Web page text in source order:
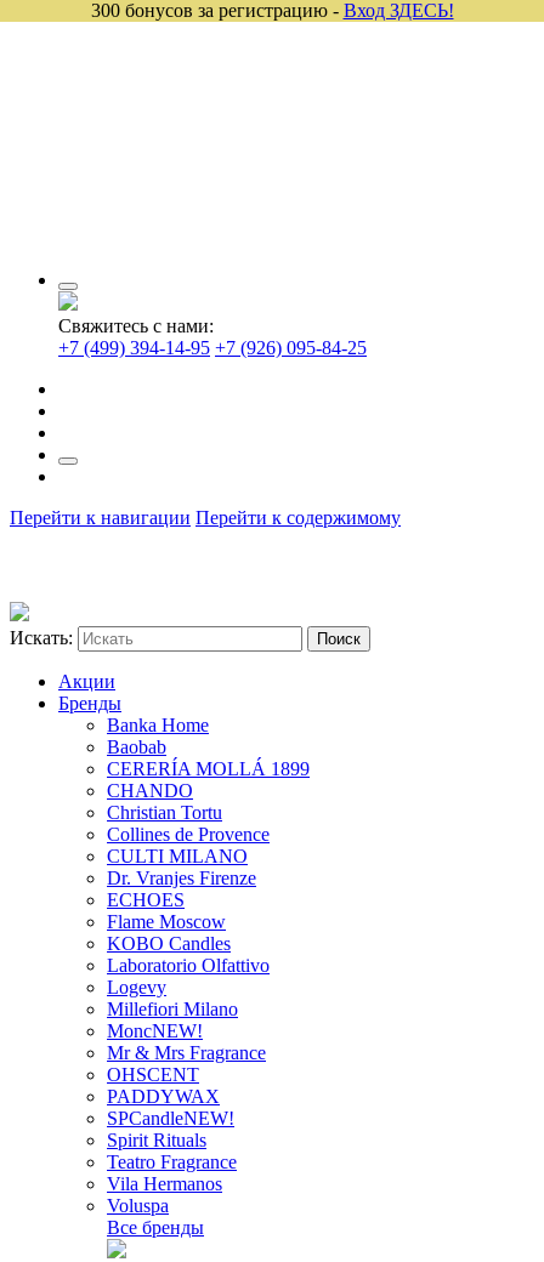
Свяжитесь с нами:
+7 (499) 394-14-95 +7 (926) 095-84-25
Перейти к навигации Перейти к содержимому
Искать:
Акции
Бренды
Banka Home
Baobab
CERERÍA MOLLÁ 1899
CHANDO
Christian Tortu
Collines de Provence
CULTI MILANO
Dr. Vranjes Firenze
ECHOES
Flame Moscow
KOBO Candles
Laboratorio Olfattivo
Logevy
Millefiori Milano
MoncNEW!
Mr & Mrs Fragrance
OHSCENT
PADDYWAX
SPCandleNEW!
Spirit Rituals
Teatro Fragrance
Vila Hermanos
Voluspa
Все бренды
300 бонусов за регистрацию - Вход ЗДЕСЬ!